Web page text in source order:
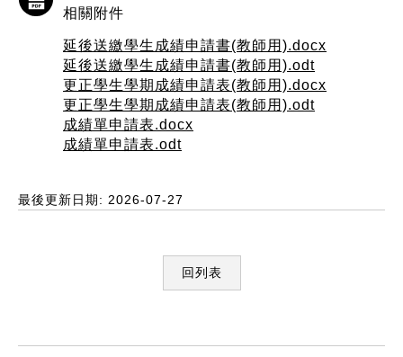
相關附件
延後送繳學生成績申請書(教師用).docx
延後送繳學生成績申請書(教師用).odt
更正學生學期成績申請表(教師用).docx
更正學生學期成績申請表(教師用).odt
成績單申請表.docx
成績單申請表.odt
最後更新日期: 2026-07-27
回列表